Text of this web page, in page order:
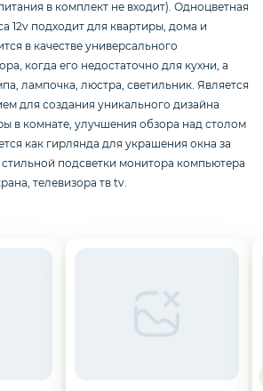
ПК
в комплект не входит). Одноцветная
12v подходит для квартиры, дома и
в качестве универсального
когда его недостаточно для кухни, а
лампочка, люстра, светильник. Является
для создания уникального дизайна
в комнате, улучшения обзора над столом
как гирлянда для украшения окна за
подсветки монитора компьютера
телевизора тв tv.